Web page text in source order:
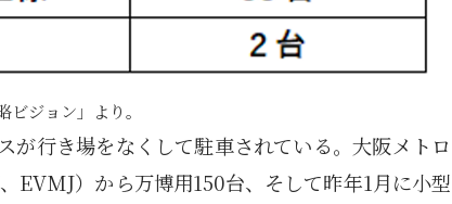
ジョン」より。
行き場をなくして駐車されている。大阪メトロ
EVMJ）から万博用150台、そして昨年1月に小型